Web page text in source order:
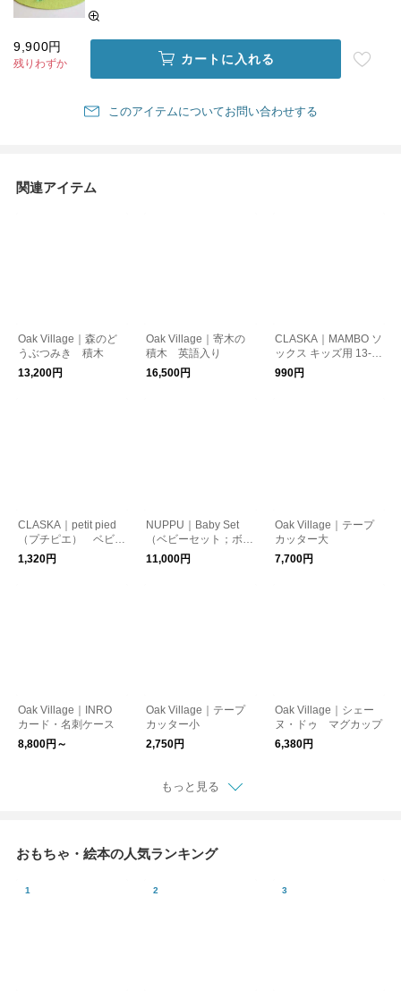
9,900円
残りわずか カートに入れる
このアイテムについてお問い合わせする
関連アイテム
Oak Village｜森のど
うぶつみき 積木
13,200円
Oak Village｜寄木の
積木 英語入り
16,500円
CLASKA｜MAMBO ソ
ックス キッズ用 13-1
5cm
990円
CLASKA｜petit pied
（プチピエ） ベビー
くつ下
1,320円
NUPPU｜Baby Set
（ベビーセット；ボウ
ル・プレート・マグカ
ップ・スプーン・ビ
11,000円
Oak Village｜テープ
カッター大
7,700円
Oak Village｜INRO
カード・名刺ケース
8,800円～
Oak Village｜テープ
カッター小
2,750円
Oak Village｜シェー
ヌ・ドゥ マグカップ
6,380円
もっと見る
おもちゃ・絵本の人気ランキング